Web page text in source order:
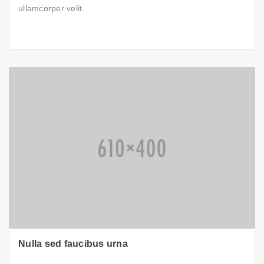
ullamcorper velit.
Nulla sed faucibus urna